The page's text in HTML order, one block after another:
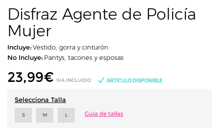
Disfraz Agente de Policía
Mujer
Incluye:Vestido, gorra y cinturón
No Incluye: Pantys, tacones y esposas
23,99€ IVA INCLUIDO ARTÍCULO DISPONIBLE
Selecciona Talla
S M L Guía de tallas